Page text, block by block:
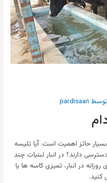
pardisaan
حائز اهمیت است. آیا تلیسه
دارند؟ در انبار لبنیات چند
در انبار، تمیزی کاسه ها یا